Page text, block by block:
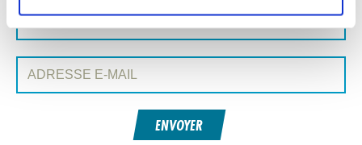
Nom:
Adresse e-mail:
ENVOYER